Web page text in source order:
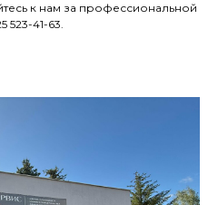
к нам за профессиональной
523-41-63.